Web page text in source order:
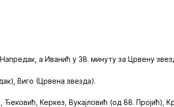
а Иванић у 38. минуту за Црвену
Виго (Црвена звезда).
Керкез, Вукајловић (од 88. Пројић),